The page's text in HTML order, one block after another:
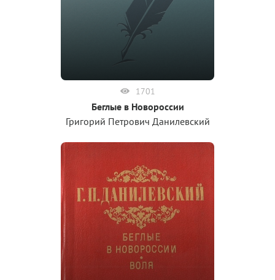
1701
Беглые в Новороссии
Григорий Петрович Данилевский